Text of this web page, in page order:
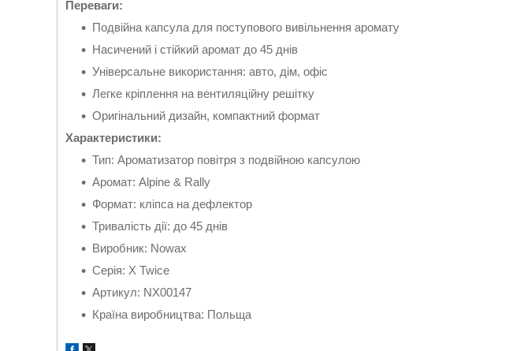
Переваги:
Подвійна капсула для поступового вивільнення аромату
Насичений і стійкий аромат до 45 днів
Універсальне використання: авто, дім, офіс
Легке кріплення на вентиляційну решітку
Оригінальний дизайн, компактний формат
Характеристики:
Тип: Ароматизатор повітря з подвійною капсулою
Аромат: Alpine & Rally
Формат: кліпса на дефлектор
Тривалість дії: до 45 днів
Виробник: Nowax
Серія: X Twice
Артикул: NX00147
Країна виробництва: Польща